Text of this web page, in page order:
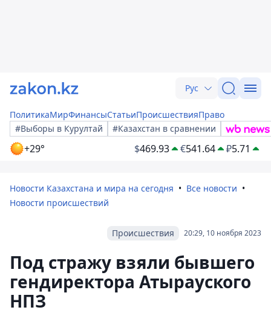
Рус
ПолитикаМирФинансыСтатьиПроисшествияПраво
#Выборы в Курултай
#Казахстан в сравнении
+29° $469.93 €541.64 ₽5.71
Новости Казахстана и мира на сегодня
Все новости
Новости происшествий
20:29, 10 ноября 2023
Происшествия
Под стражу взяли бывшего
гендиректора Атырауского
НПЗ